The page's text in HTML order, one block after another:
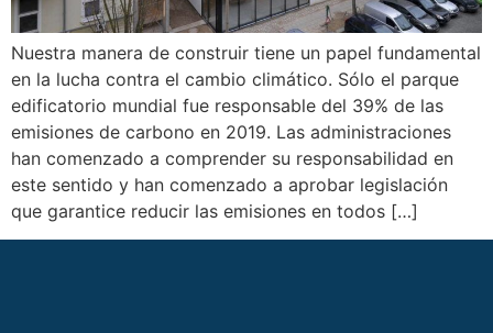
Nuestra manera de construir tiene un papel fundamental
en la lucha contra el cambio climático. Sólo el parque
edificatorio mundial fue responsable del 39% de las
emisiones de carbono en 2019. Las administraciones
han comenzado a comprender su responsabilidad en
este sentido y han comenzado a aprobar legislación
que garantice reducir las emisiones en todos […]